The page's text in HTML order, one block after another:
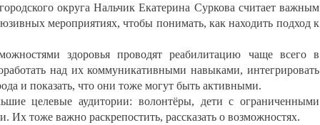
округа Нальчик Екатерина Суркова считает важным
мероприятиях, чтобы понимать, как находить подход к
здоровья проводят реабилитацию чаще всего в
над их коммуникативными навыками, интегрировать
и показать, что они тоже могут быть активными.
целевые аудитории: волонтёры, дети с ограниченными
Их тоже важно раскрепостить, рассказать о возможностях.